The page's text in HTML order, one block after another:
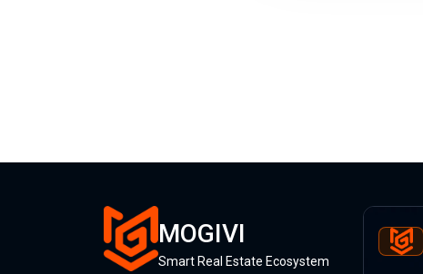
MOGIVI
Smart Real Estate Ecosystem